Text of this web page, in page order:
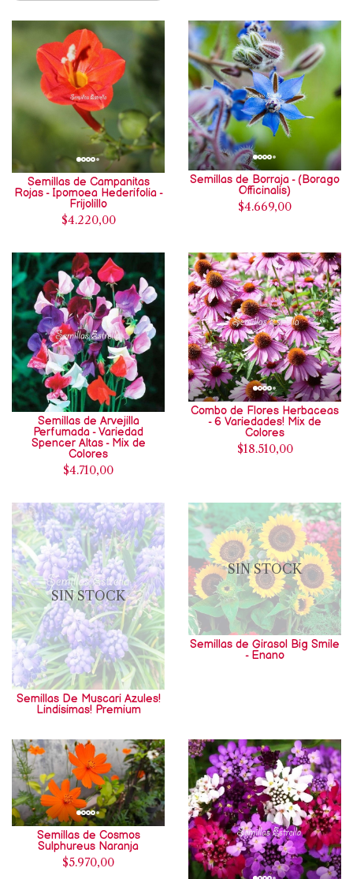
Semillas de Campanitas
Rojas - Ipomoea Hederifolia -
Frijolillo
$4.220,00
Semillas de Borraja - (Borago
Officinalis)
$4.669,00
Semillas de Arvejilla
Perfumada - Variedad
Spencer Altas - Mix de
Colores
$4.710,00
Combo de Flores Herbaceas
- 6 Variedades! Mix de
Colores
$18.510,00
SIN STOCK
Semillas De Muscari Azules!
Lindisimas! Premium
SIN STOCK
Semillas de Girasol Big Smile
- Enano
Semillas de Cosmos
Sulphureus Naranja
$5.970,00